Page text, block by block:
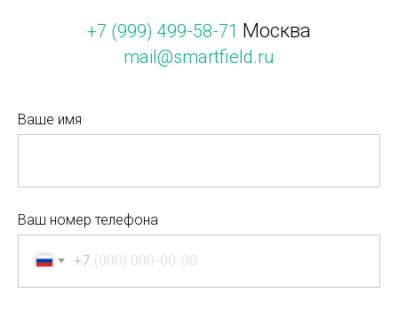
+7 (999) 499-58-71 Москва
mail@smartfield.ru
Ваше имя
Ваш номер телефона
+7